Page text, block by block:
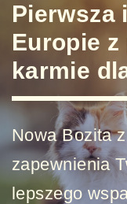
Pierwsza
Europie
karmie
Nowa Bozita
zapewnienia
lepszego